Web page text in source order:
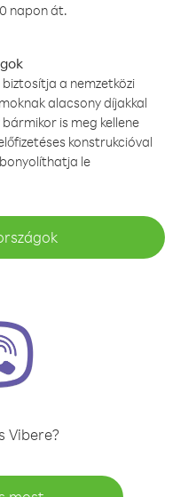
napon át.
a nemzetközi
alacsony díjakkal
is meg kellene
konstrukcióval
le
Vibere?